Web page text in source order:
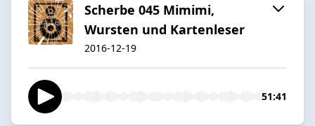
Scherbe 045 Mimimi,
Wursten und Kartenleser
2016-12-19
51:41